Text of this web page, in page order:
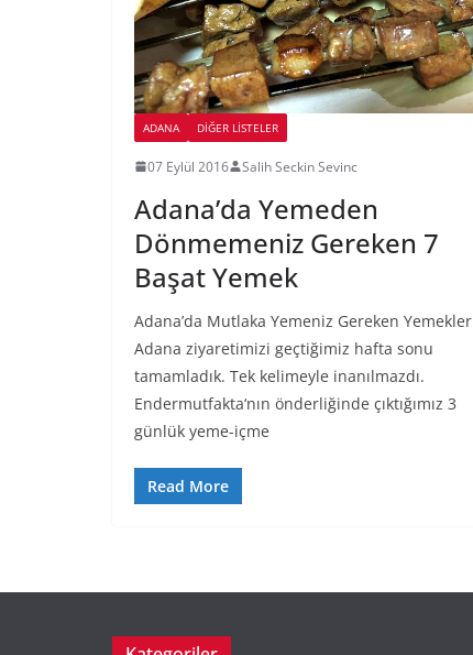
ADANA DIĞER LISTELER
07 Eylül 2016 Salih Seckin Sevinc
Adana’da Yemeden
Dönmemeniz Gereken 7
Başat Yemek
Adana’da Mutlaka Yemeniz Gereken Yemekler
Adana ziyaretimizi geçtiğimiz hafta sonu
tamamladık. Tek kelimeyle inanılmazdı.
Endermutfakta‘nın önderliğinde çıktığımız 3
günlük yeme-içme
Read More